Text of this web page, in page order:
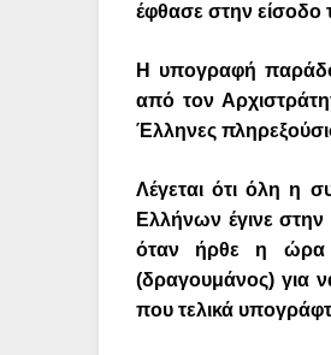
έφθασε στην είσοδο
Η υπογραφή
από τον
Έλληνες
Λέγεται ότι όλη η
Ελλήνων έγινε
όταν ήρθε η ώρα
(δραγουμάνος) για
που τελικά